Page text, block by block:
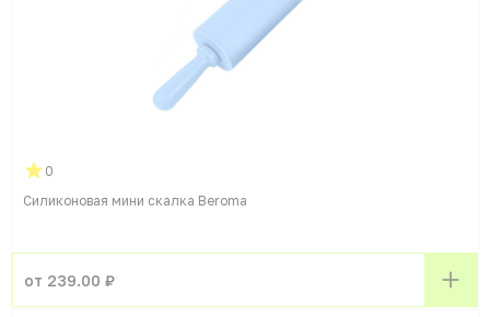
0
Силиконовая мини скалка Beroma
от 239.00 ₽